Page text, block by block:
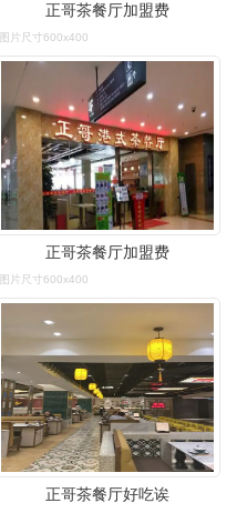
正哥茶餐厅加盟费
图片尺寸600x400
正哥茶餐厅加盟费
图片尺寸600x400
正哥茶餐厅好吃诶